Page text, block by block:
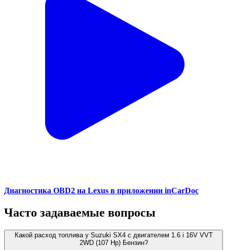
Диагностика OBD2 на Lexus в приложении inCarDoc
Часто задаваемые вопросы
Какой расход топлива у Suzuki SX4 с двигателем 1.6 i 16V VVT
2WD (107 Hp) Бензин?